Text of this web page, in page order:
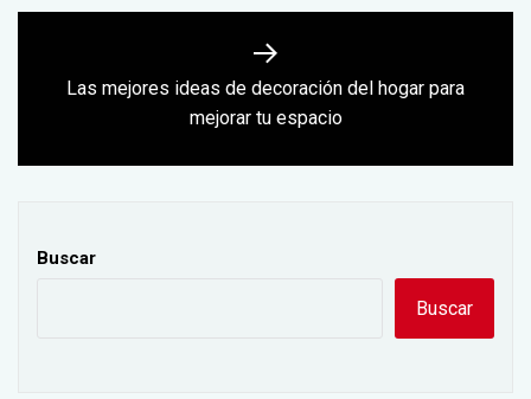
Next
post:
Las mejores ideas de decoración del hogar para
mejorar tu espacio
Buscar
Buscar